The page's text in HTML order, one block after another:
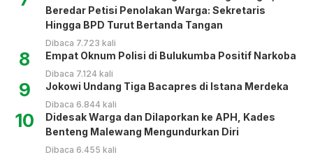
Beredar Petisi Penolakan Warga: Sekretaris
Hingga BPD Turut Bertanda Tangan
Dibaca 7.723 kali
8 Empat Oknum Polisi di Bulukumba Positif Narkoba
Dibaca 7.124 kali
9 Jokowi Undang Tiga Bacapres di Istana Merdeka
Dibaca 6.844 kali
10
Didesak Warga dan Dilaporkan ke APH, Kades
Benteng Malewang Mengundurkan Diri
Dibaca 6.455 kali